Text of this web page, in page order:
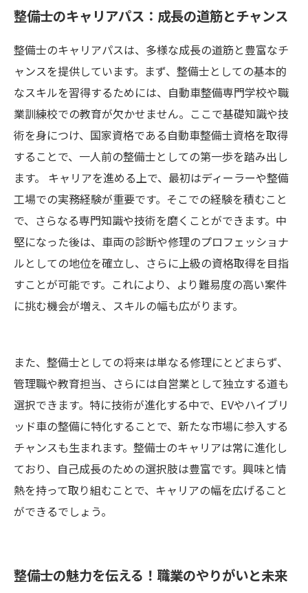
整備士のキャリアパス：成長の道筋とチャンス
整備士のキャリアパスは、多様な成長の道筋と豊富なチ
ャンスを提供しています。まず、整備士としての基本的
なスキルを習得するためには、自動車整備専門学校や職
業訓練校での教育が欠かせません。ここで基礎知識や技
術を身につけ、国家資格である自動車整備士資格を取得
することで、一人前の整備士としての第一歩を踏み出し
ます。 キャリアを進める上で、最初はディーラーや整備
工場での実務経験が重要です。そこでの経験を積むこと
で、さらなる専門知識や技術を磨くことができます。中
堅になった後は、車両の診断や修理のプロフェッショナ
ルとしての地位を確立し、さらに上級の資格取得を目指
すことが可能です。これにより、より難易度の高い案件
に挑む機会が増え、スキルの幅も広がります。
また、整備士としての将来は単なる修理にとどまらず、
管理職や教育担当、さらには自営業として独立する道も
選択できます。特に技術が進化する中で、EVやハイブリ
ッド車の整備に特化することで、新たな市場に参入する
チャンスも生まれます。整備士のキャリアは常に進化し
ており、自己成長のための選択肢は豊富です。興味と情
熱を持って取り組むことで、キャリアの幅を広げること
ができるでしょう。
整備士の魅力を伝える！職業のやりがいと未来